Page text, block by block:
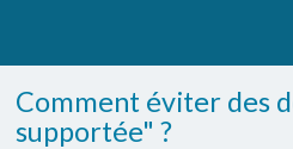
Comment éviter des
supportée" ?